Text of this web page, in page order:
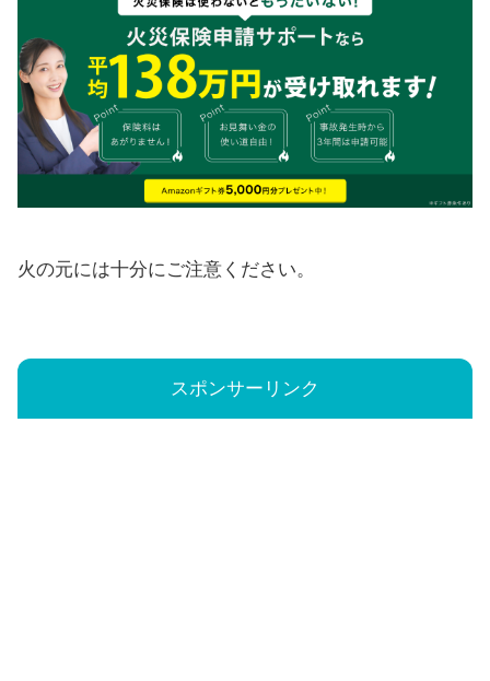
火の元には十分にご注意ください。
スポンサーリンク